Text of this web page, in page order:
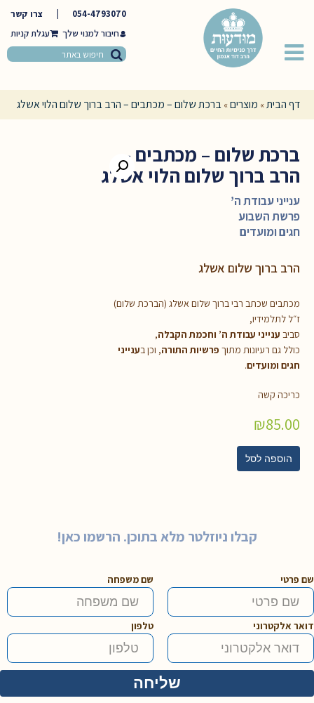
054-4793070
צרו קשר
חיבור למנוי שלך
דף הבית» מוצרים» ברכת שלום – מכתבים – הרב ברוך שלום הלוי אשלג
ברכת שלום – מכתבים –
הרב ברוך שלום הלוי אשלג
ענייני עבודת ה’
פרשת השבוע
חגים ומועדים
הרב ברוך שלום אשלג
מכתבים שכתב רבי ברוך שלום אשלג (הברכת שלום)
ז״ל לתלמידיו,
סביב ענייני עבודת ה’ וחכמת הקבלה,
כולל גם רעיונות מתוך פרשיות התורה, וכן בענייני
חגים ומועדים.
כריכה קשה
₪85.00
הוספה לסל
קבלו ניוזלטר מלא בתוכן. הרשמו כאן!
שם פרטי שם משפחה
דואר אלקטרוני טלפון